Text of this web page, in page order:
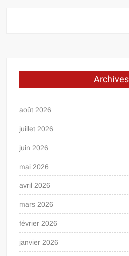
Archives
août 2026
juillet 2026
juin 2026
mai 2026
avril 2026
mars 2026
février 2026
janvier 2026